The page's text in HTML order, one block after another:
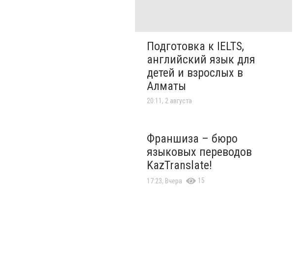
Подготовка к IELTS,
английский язык для
детей и взрослых в
Алматы
20:11, 2 августа
Франшиза – бюро
языковых переводов
KazTranslate!
17:23, Вчера 15